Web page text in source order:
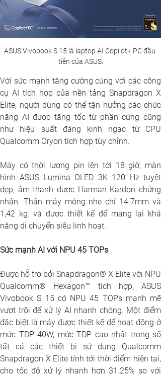
ASUS Vivobook S 15 là laptop AI Copilot+ PC đầu
tiên của ASUS.
Với sức mạnh tăng cường cùng với các công
cụ AI tích hợp của nền tảng Snapdragon X
Elite, người dùng có thể tận hưởng các chức
năng AI được tăng tốc từ phần cứng cũng
như hiệu suất đáng kinh ngạc từ CPU
Qualcomm Oryon tích hợp tùy chỉnh.
Máy có thời lượng pin lên tới 18 giờ, màn
hình ASUS Lumina OLED 3K 120 Hz tuyệt
đẹp, âm thanh được Harman Kardon chứng
nhận. Thân máy mỏng nhẹ chỉ 14.7mm và
1,42 kg. và được thiết kế để mang lại khả
năng di chuyển siêu linh hoạt.
Sức mạnh AI với NPU 45 TOPs
Được hỗ trợ bởi Snapdragon® X Elite với NPU
Qualcomm® Hexagon™ tích hợp, ASUS
Vivobook S 15 có NPU 45 TOPs mạnh mẽ
vượt trội để xử lý AI nhanh chóng. Một điểm
đặc biệt là máy được thiết kế để hoạt động ở
mức TDP 40W, mức TDP cao nhất trong số
tất cả các thiết bị sử dụng Qualcomm
Snapdragon X Elite tính tới thời điểm hiện tại,
cho tốc độ xử lý nhanh hơn 31.25% so với